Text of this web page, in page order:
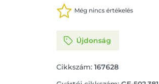
Még nincs értékelés
Újdonság
Cikkszám: 167628